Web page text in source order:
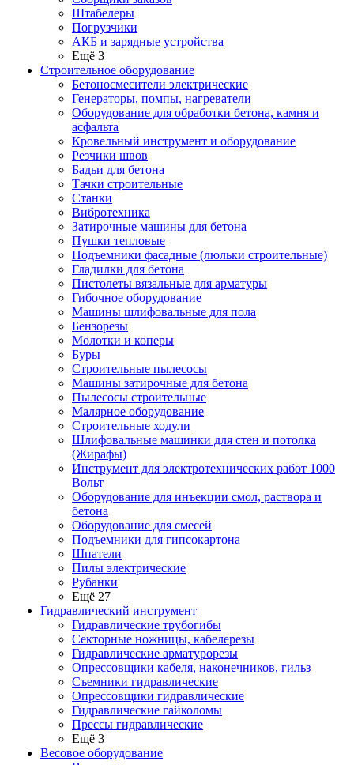
Штабелеры
Погрузчики
АКБ и зарядные устройства
Ещё 3
Строительное оборудование
Бетоносмесители электрические
Генераторы, помпы, нагреватели
Оборудование для обработки бетона, камня и
асфальта
Кровельный инструмент и оборудование
Резчики швов
Бадьи для бетона
Тачки строительные
Станки
Вибротехника
Затирочные машины для бетона
Пушки тепловые
Подъемники фасадные (люльки строительные)
Гладилки для бетона
Пистолеты вязальные для арматуры
Гибочное оборудование
Машины шлифовальные для пола
Бензорезы
Молотки и коперы
Буры
Строительные пылесосы
Машины затирочные для бетона
Пылесосы строительные
Малярное оборудование
Строительные ходули
Шлифовальные машинки для стен и потолка
(Жирафы)
Инструмент для электротехнических работ 1000
Вольт
Оборудование для инъекции смол, раствора и
бетона
Оборудование для смесей
Подъемники для гипсокартона
Шпатели
Пилы электрические
Рубанки
Ещё 27
Гидравлический инструмент
Гидравлические трубогибы
Секторные ножницы, кабелерезы
Гидравлические арматурорезы
Опрессовщики кабеля, наконечников, гильз
Съемники гидравлические
Опрессовщики гидравлические
Гидравлические гайколомы
Прессы гидравлические
Ещё 3
Весовое оборудование